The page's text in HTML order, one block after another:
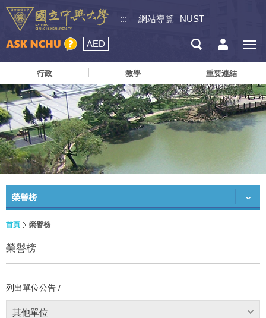
::: 網站導覽 NUST
AED
行政 教學 重要連結
榮譽榜
首頁 榮譽榜
榮譽榜
列出單位公告 /
其他單位